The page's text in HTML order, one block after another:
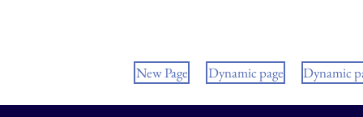
New Page Dynamic page Dynamic